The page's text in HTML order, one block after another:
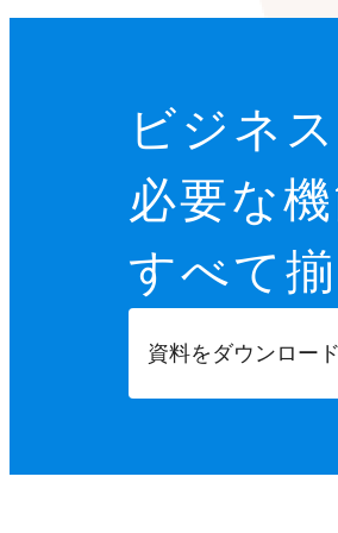
ビジネ
必要な
すべて
資料をダウンロー